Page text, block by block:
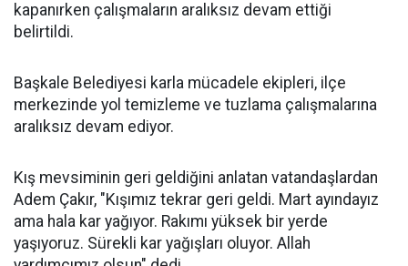
kapanırken çalışmaların aralıksız devam ettiği
belirtildi.
Başkale Belediyesi karla mücadele ekipleri, ilçe
merkezinde yol temizleme ve tuzlama çalışmalarına
aralıksız devam ediyor.
Kış mevsiminin geri geldiğini anlatan vatandaşlardan
Adem Çakır, "Kışımız tekrar geri geldi. Mart ayındayız
ama hala kar yağıyor. Rakımı yüksek bir yerde
yaşıyoruz. Sürekli kar yağışları oluyor. Allah